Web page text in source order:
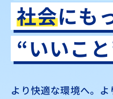
社会にも
“いいこと
より快適な環境へ。